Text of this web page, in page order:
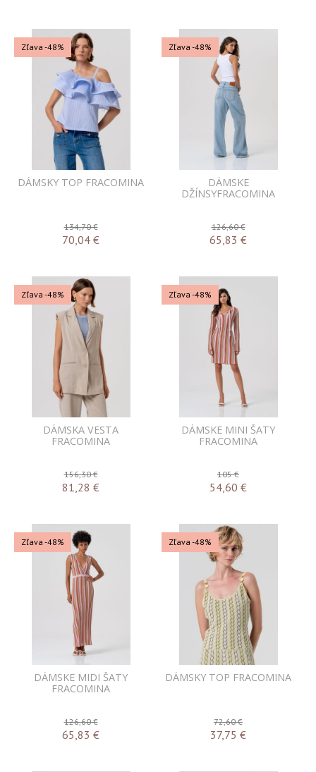
Zľava -48%
DÁMSKY TOP FRACOMINA
134,70 €
70,04 €
Zľava -48%
DÁMSKE
DŽÍNSYFRACOMINA
126,60 €
65,83 €
Zľava -48%
DÁMSKA VESTA
FRACOMINA
156,30 €
81,28 €
Zľava -48%
DÁMSKE MINI ŠATY
FRACOMINA
105 €
54,60 €
Zľava -48%
DÁMSKE MIDI ŠATY
FRACOMINA
126,60 €
65,83 €
Zľava -48%
DÁMSKY TOP FRACOMINA
72,60 €
37,75 €